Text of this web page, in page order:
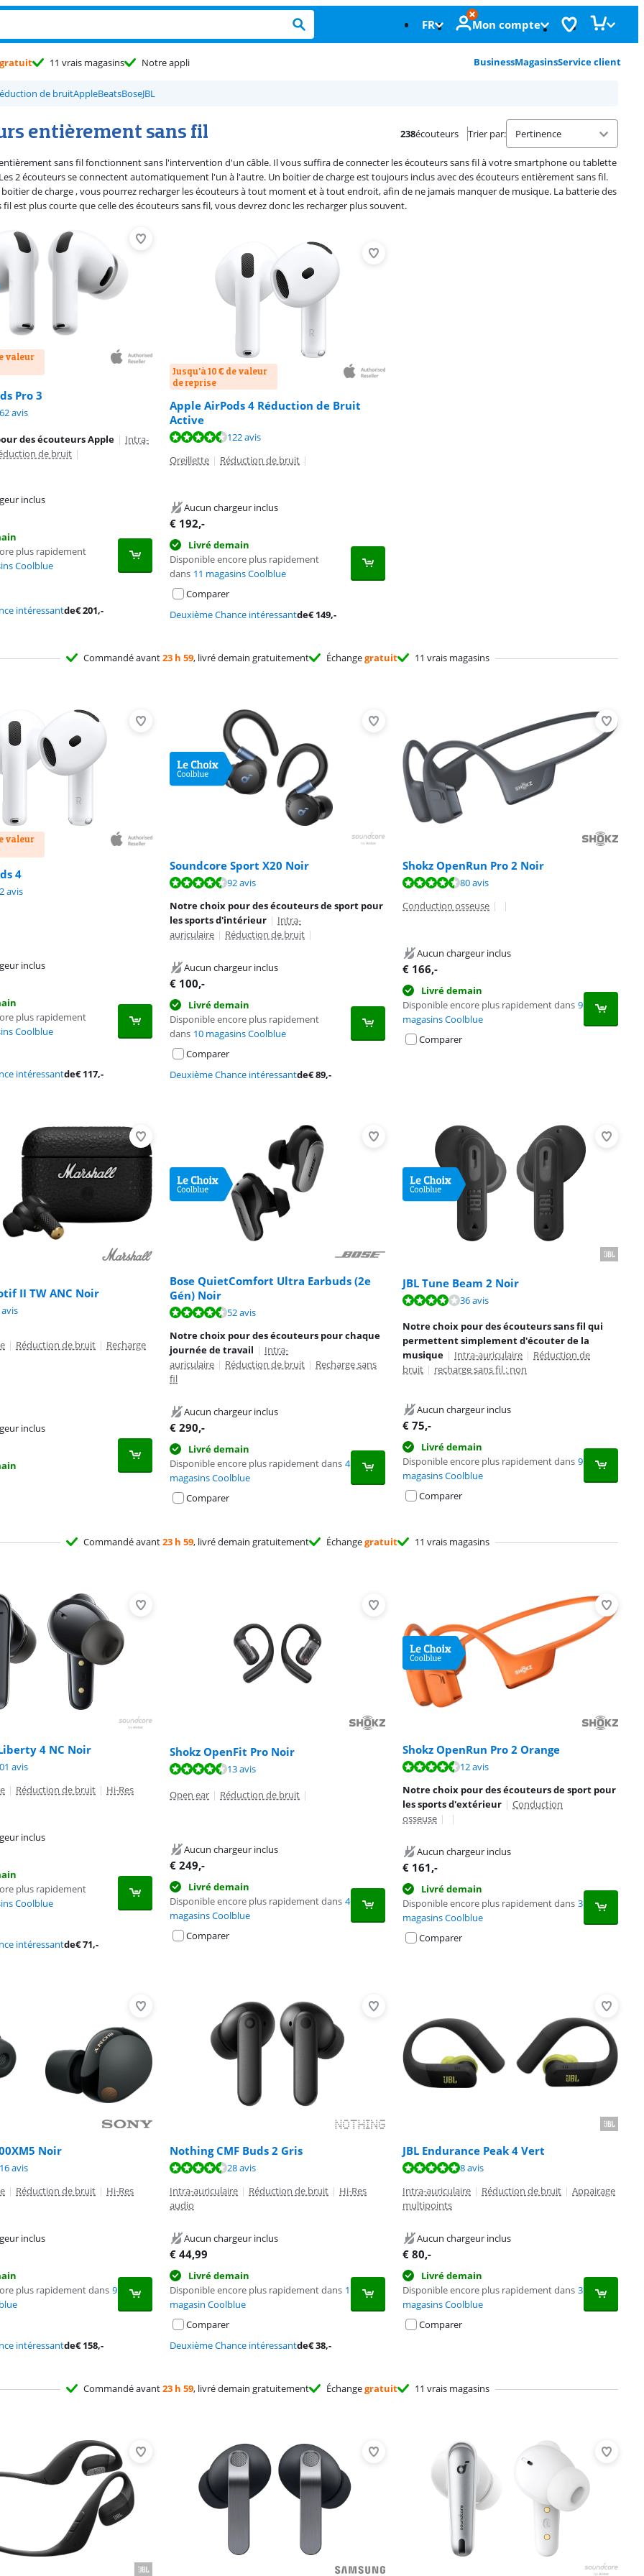
FR Mon compte
gratuit 11 vrais magasins Notre appli BusinessMagasinsService client
de bruitAppleBeatsBoseJBL
entièrement sans fil 238écouteurs Trier par:
sans fil fonctionnent sans l'intervention d'un câble. Il vous suffira de connecter les écouteurs sans fil à votre smartphone ou tablette
2 écouteurs se connectent automatiquement l'un à l'autre. Un boitier de charge est toujours inclus avec des écouteurs entièrement sans fil.
boitier de charge , vous pourrez recharger les écouteurs à tout moment et à tout endroit, afin de ne jamais manquer de musique. La batterie des
fil est plus courte que celle des écouteurs sans fil, vous devrez donc les recharger plus souvent.
valeur
Pro 3
sur 10, basée sur 162 avis.
avis
des écouteurs Apple | Intra-
de bruit |
inclus
plus rapidement
Coolblue
intéressantde€201,-
Jusqu'à 10 € de valeur
de reprise
Apple AirPods 4 Réduction de Bruit
Active
sur 10, basée sur 122 avis.
122 avis
Oreillette | Réduction de bruit |
Aucun chargeur inclus
€ 192,-
Livré demain
Disponible encore plus rapidement
dans 11 magasins Coolblue
Comparer
Deuxième Chance intéressantde€149,-
Commandé avant23 h 59, livré demain gratuitement Échangegratuit 11 vrais magasins
valeur
4
sur 10, basée sur 72 avis.
avis
inclus
plus rapidement
Coolblue
intéressantde€117,-
Soundcore Sport X20 Noir
sur 10, basée sur 92 avis.
92 avis
Notre choix pour des écouteurs de sport pour
les sports d'intérieur | Intra-
auriculaire | Réduction de bruit |
Aucun chargeur inclus
€ 100,-
Livré demain
Disponible encore plus rapidement
dans 10 magasins Coolblue
Comparer
Deuxième Chance intéressantde€89,-
Shokz OpenRun Pro 2 Noir
sur 10, basée sur 80 avis.
80 avis
Conduction osseuse | |
Aucun chargeur inclus
€ 166,-
Livré demain
Disponible encore plus rapidement dans 9
magasins Coolblue
Comparer
II TW ANC Noir
sur 10, basée sur 2 avis.
| Réduction de bruit | Recharge
inclus
Bose QuietComfort Ultra Earbuds (2e
Gén) Noir
sur 10, basée sur 52 avis.
52 avis
Notre choix pour des écouteurs pour chaque
journée de travail | Intra-
auriculaire | Réduction de bruit | Recharge sans
fil
Aucun chargeur inclus
€ 290,-
Livré demain
Disponible encore plus rapidement dans 4
magasins Coolblue
Comparer
JBL Tune Beam 2 Noir
sur 10, basée sur 36 avis.
36 avis
Notre choix pour des écouteurs sans fil qui
permettent simplement d'écouter de la
musique | Intra-auriculaire | Réduction de
bruit | recharge sans fil : non
Aucun chargeur inclus
€ 75,-
Livré demain
Disponible encore plus rapidement dans 9
magasins Coolblue
Comparer
Commandé avant23 h 59, livré demain gratuitement Échangegratuit 11 vrais magasins
4 NC Noir
sur 10, basée sur 101 avis.
avis
| Réduction de bruit | Hi-Res
inclus
plus rapidement
Coolblue
intéressantde€71,-
Shokz OpenFit Pro Noir
sur 10, basée sur 13 avis.
13 avis
Open ear | Réduction de bruit |
Aucun chargeur inclus
€ 249,-
Livré demain
Disponible encore plus rapidement dans 4
magasins Coolblue
Comparer
Shokz OpenRun Pro 2 Orange
sur 10, basée sur 12 avis.
12 avis
Notre choix pour des écouteurs de sport pour
les sports d'extérieur | Conduction
osseuse | |
Aucun chargeur inclus
€ 161,-
Livré demain
Disponible encore plus rapidement dans 3
magasins Coolblue
Comparer
Noir
sur 10, basée sur 216 avis.
avis
| Réduction de bruit | Hi-Res
inclus
plus rapidement dans 9
intéressantde€158,-
Nothing CMF Buds 2 Gris
sur 10, basée sur 28 avis.
28 avis
Intra-auriculaire | Réduction de bruit | Hi-Res
audio
Aucun chargeur inclus
€ 44,99
Livré demain
Disponible encore plus rapidement dans 1
magasin Coolblue
Comparer
Deuxième Chance intéressantde€38,-
JBL Endurance Peak 4 Vert
sur 10, basée sur 8 avis.
8 avis
Intra-auriculaire | Réduction de bruit | Appairage
multipoints
Aucun chargeur inclus
€ 80,-
Livré demain
Disponible encore plus rapidement dans 3
magasins Coolblue
Comparer
Commandé avant23 h 59, livré demain gratuitement Échangegratuit 11 vrais magasins